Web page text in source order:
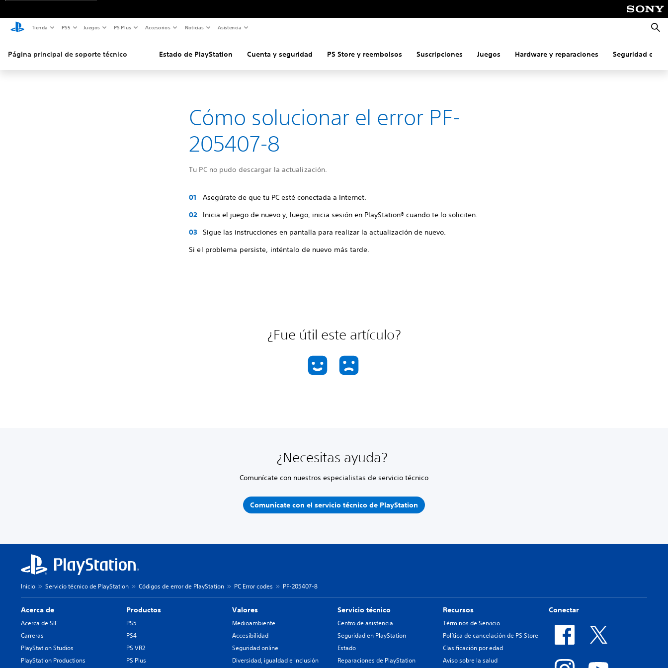
Tienda PS5 Juegos PS Plus Accesorios Noticias Asistencia
Página principal de soporte técnico Estado de PlayStation Cuenta y seguridad PS Store y reembolsos Suscripciones Juegos Hardware y reparaciones Seguridad
Cómo solucionar el error PF-
205407-8
Tu PC no pudo descargar la actualización.
Asegúrate de que tu PC esté conectada a Internet.
Inicia el juego de nuevo y, luego, inicia sesión en PlayStation® cuando te lo soliciten.
Sigue las instrucciones en pantalla para realizar la actualización de nuevo.
Si el problema persiste, inténtalo de nuevo más tarde.
¿Fue útil este artículo?
¿Necesitas ayuda?
Comunícate con nuestros especialistas de servicio técnico
Comunícate con el servicio técnico de PlayStation
Inicio Servicio técnico de PlayStation Códigos de error de PlayStation PC Error codes PF-205407-8
Acerca de
Acerca de SIE
Carreras
PlayStation Studios
PlayStation Productions
Productos
PS5
PS4
PS VR2
PS Plus
Valores
Medioambiente
Accesibilidad
Seguridad online
Diversidad, igualdad e inclusión
Servicio técnico
Centro de asistencia
Seguridad en PlayStation
Estado
Reparaciones de PlayStation
Recursos
Términos de Servicio
Política de cancelación de PS Store
Clasificación por edad
Aviso sobre la salud
Conectar